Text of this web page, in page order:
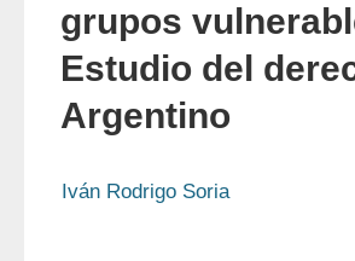
grupos
Estudio del
Argentino
Iván Rodrigo Soria